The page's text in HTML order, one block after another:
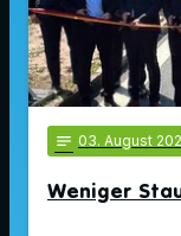
notes 03. August
Weniger